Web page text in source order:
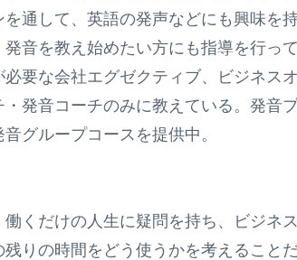
通して、英語の発声などにも興味を
音を教え始めたい方にも指導を行っ
要な会社エグゼクティブ、ビジネス
発音コーチのみに教えている。発音
グループコースを提供中。
くだけの人生に疑問を持ち、ビジネ
りの時間をどう使うかを考えること